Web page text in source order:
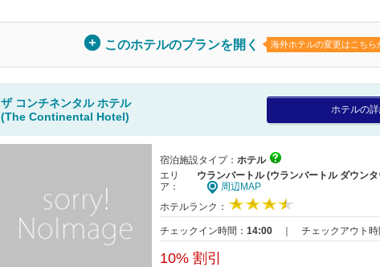
このホテルのプランを開く 海外ホテルの変更はこちら
ザ コンチネンタル ホテル
(The Continental Hotel)
ホテルの
宿泊施設タイプ： ホテル
エリ
ア：
ウランバートル (ウランバートル ダウン
周辺MAP
ホテルランク：
チェックイン時間： 14:00 チェックアウト時
10% 割引